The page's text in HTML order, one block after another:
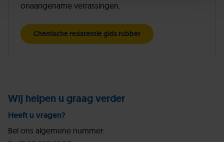
onaangename verrassingen.
Chemische resistentie gids rubber
Wij helpen u graag verder
Heeft u vragen?
Bel ons algemene nummer: